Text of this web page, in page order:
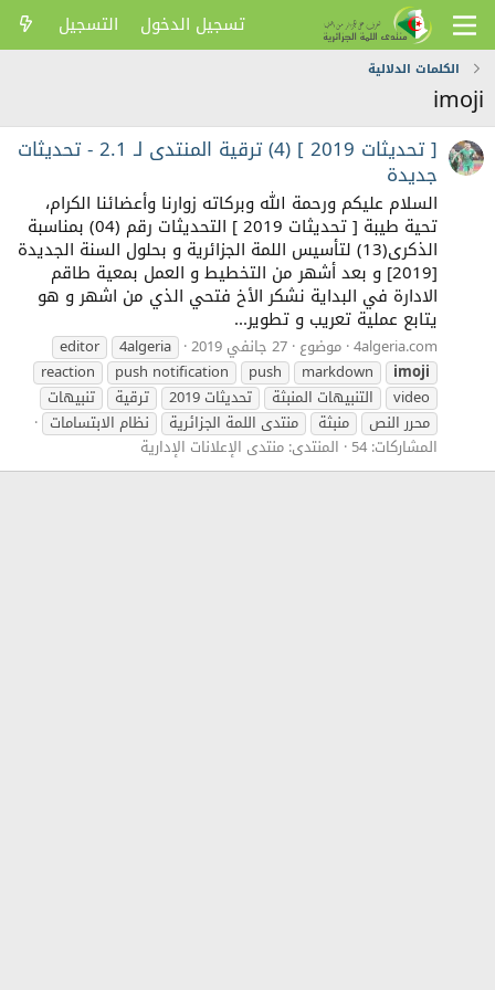
تسجيل الدخول التسجيل
الكلمات الدلالية
imoji
[ تحديثات 2019 ] (4) ترقية المنتدى لـ 2.1 - تحديثات
جديدة
السلام عليكم ورحمة الله وبركاته زوارنا وأعضائنا الكرام،
تحية طيبة [ تحديثات 2019 ] التحديثات رقم (04) بمناسبة
الذكرى(13) لتأسيس اللمة الجزائرية و بحلول السنة الجديدة
[2019] و بعد أشهر من التخطيط و العمل بمعية طاقم
الادارة في البداية نشكر الأخ فتحي الذي من اشهر و هو
يتابع عملية تعريب و تطوير...
4algeria.com موضوع 27 جانفي 2019 4algeria
editor
imoji
markdown
push
push notification
reaction
video
التنبيهات المنبثة تحديثات 2019 ترقية
تنبيهات
محرر النص
منبثة منتدى اللمة الجزائرية
نظام الابتسامات
المشاركات: 54
المنتدى: منتدى الإعلانات الإدارية